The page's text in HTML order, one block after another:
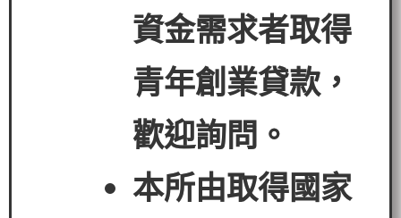
資金需求者取得
青年創業貸款，
歡迎詢問。
本所由取得國家